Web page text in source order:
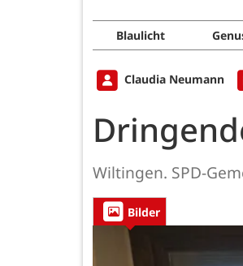
Blaulicht
Claudia Neumann
Wiltingen. SPD-
Bilder